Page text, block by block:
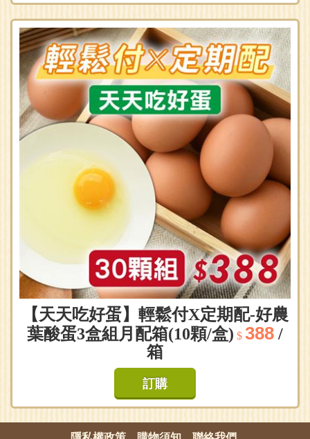
【天天吃好蛋】輕鬆付X定期配-好農
葉酸蛋3盒組月配箱(10顆/盒) $ 388 /
箱
訂購